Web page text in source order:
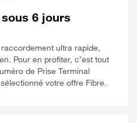
6 jours
ultra rapide,
Pour en profiter, c’est tout
de Prise Terminal
votre offre Fibre.